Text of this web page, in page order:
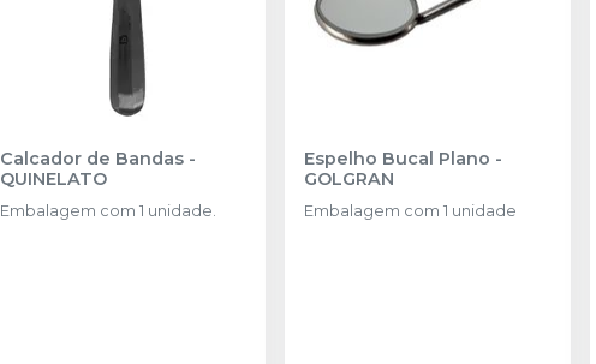
Calcador de Bandas -
QUINELATO
Embalagem com 1 unidade.
Espelho Bucal Plano -
GOLGRAN
Embalagem com 1 unidade